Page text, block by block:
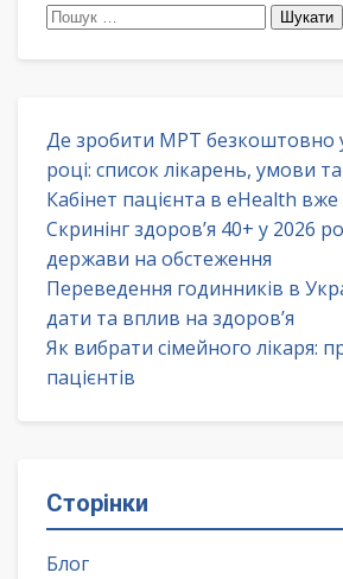
Пошук:
Де зробити МРТ безкоштовно
році: список лікарень, умови
Кабінет пацієнта в eHealth
Скринінг здоров’я 40+ у 2026
держави на обстеження
Переведення годинників в
дати та вплив на здоров’я
Як вибрати сімейного лікаря:
пацієнтів
Сторінки
Блог